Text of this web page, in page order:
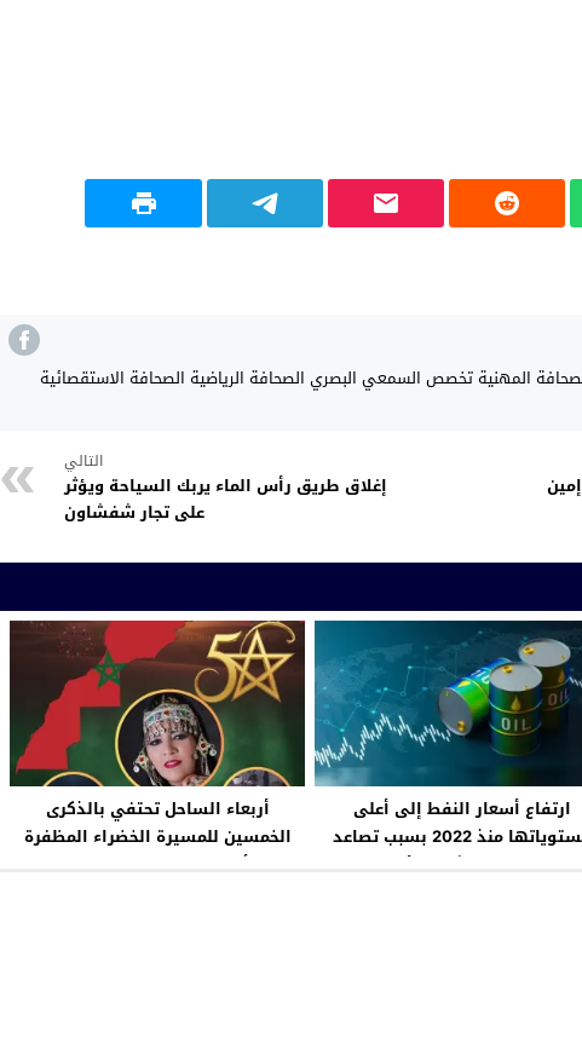
المهنية تخصص السمعي البصري الصحافة الرياضية الصحافة الاستقصائية
التالي
إغلاق طريق رأس الماء يربك السياحة ويؤثر
على تجار شفشاون
ارتفاع أسعار النفط إلى أعلى
مستوياتها منذ 2022 بسبب تصاعد
الحرب في الشرق الأوسط
أربعاء الساحل تحتفي بالذكرى
الخمسين للمسيرة الخضراء المظفرة
في أجواء وطنية مفعمة بالاعتزاز